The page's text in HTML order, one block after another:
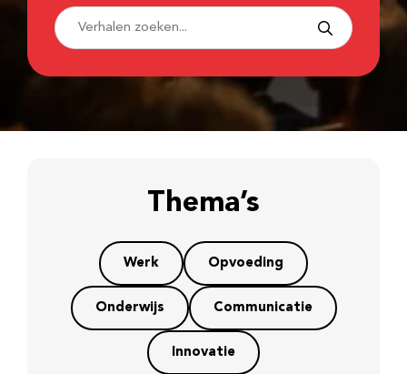
Thema’s
Werk Opvoeding
Onderwijs Communicatie
Innovatie